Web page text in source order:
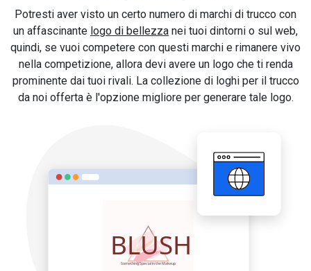
Potresti aver visto un certo numero di marchi di trucco con
un affascinante logo di bellezza nei tuoi dintorni o sul web,
quindi, se vuoi competere con questi marchi e rimanere vivo
nella competizione, allora devi avere un logo che ti renda
prominente dai tuoi rivali. La collezione di loghi per il trucco
da noi offerta è l'opzione migliore per generare tale logo.